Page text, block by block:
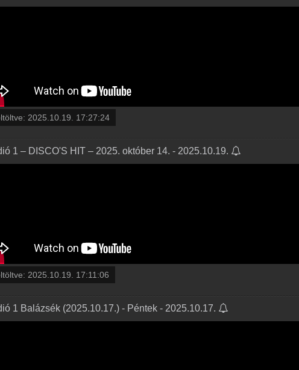
2025.10.19. 17:27:24
1 – DISCO'S HIT – 2025. október 14. - 2025.10.19.
2025.10.19. 17:11:06
1 Balázsék (2025.10.17.) - Péntek - 2025.10.17.